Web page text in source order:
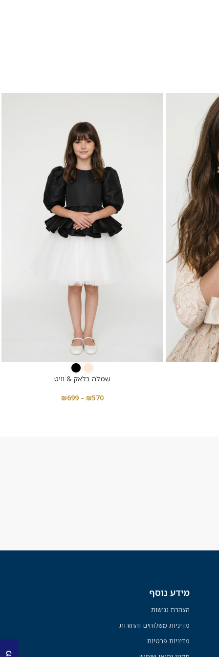
שמלה בלאק & וויט
₪570
–
₪699
מידע נוסף
הצהרת נגישות
מדיניות משלוחים והחזרות
מדיניות פרטיות